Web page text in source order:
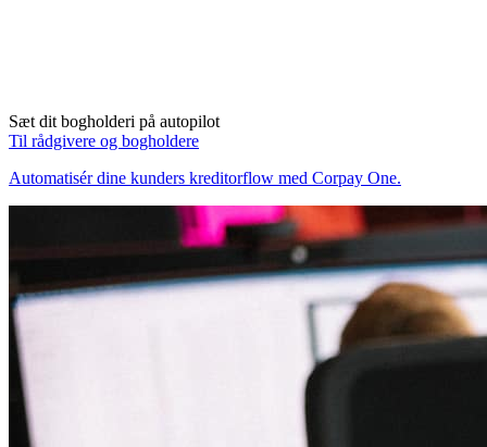
Sæt dit bogholderi på autopilot
Til rådgivere og bogholdere
Automatisér dine kunders kreditorflow med Corpay One.